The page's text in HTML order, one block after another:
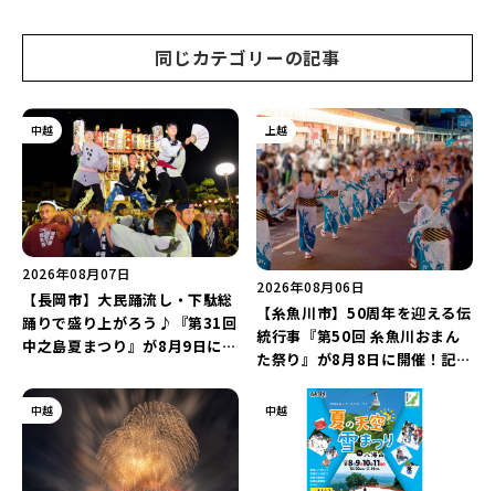
同じカテゴリーの記事
中越
2026年08月07日
【長岡市】大民踊流し・下駄総
踊りで盛り上がろう♪『第31回
中之島夏まつり』が8月9日に開
手”のシュート対決は必見♪
上越
2026年08月06日
【糸魚川市】50周年を迎える伝
統行事『第50回 糸魚川おまん
た祭り』が8月8日に開催！記念
を楽しもう♪
中越 中越